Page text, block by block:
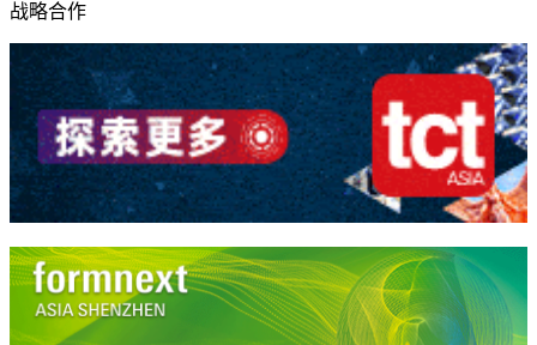
战略合作